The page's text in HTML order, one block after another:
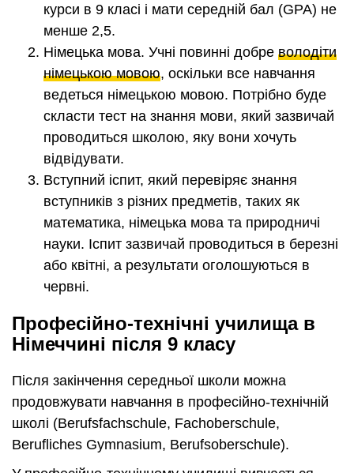
курси в 9 класі і мати середній бал (GPA) не
менше 2,5.
Німецька мова. Учні повинні добре володіти
німецькою мовою, оскільки все навчання
ведеться німецькою мовою. Потрібно буде
скласти тест на знання мови, який зазвичай
проводиться школою, яку вони хочуть
відвідувати.
Вступний іспит, який перевіряє знання
вступників з різних предметів, таких як
математика, німецька мова та природничі
науки. Іспит зазвичай проводиться в березні
або квітні, а результати оголошуються в
червні.
Професійно-технічні училища в
Німеччині після 9 класу
Після закінчення середньої школи можна
продовжувати навчання в професійно-технічній
школі (Berufsfachschule, Fachoberschule,
Berufliches Gymnasium, Berufsoberschule).